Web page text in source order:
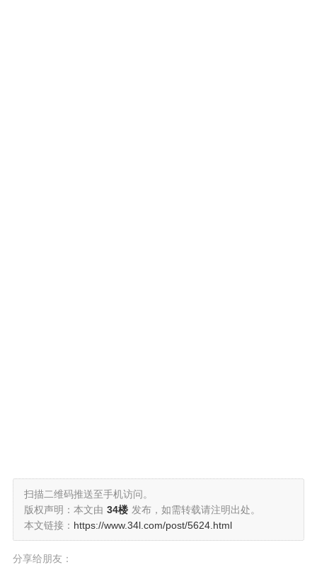
扫描二维码推送至手机访问。
版权声明：本文由 34楼 发布，如需转载请注明出处。
本文链接： https://www.34l.com/post/5624.html
分享给朋友：